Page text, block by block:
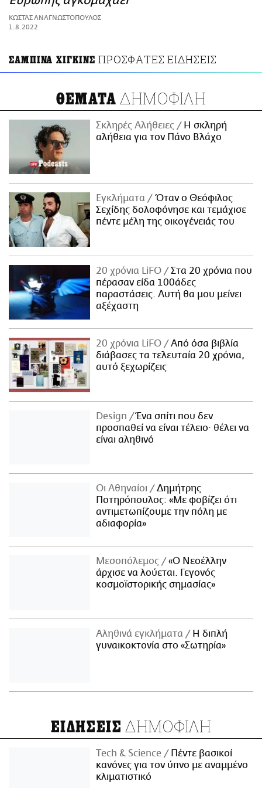
ΑΜΠΑ
PRINT
ΚΩΣΤΑΣ ΑΝΑΓΝΩΣΤΟΠΟΥΛΟΣ
1.8.2022
ΣΑΜΠΙΝΑ ΧΙΓΚΙΝΣ ΠΡΟΣΦΑΤΕΣ ΕΙΔΗΣΕΙΣ
ΘΕΜΑΤΑ ΔΗΜΟΦΙΛΗ
Σκληρές Αλήθειες
H σκληρή
αλήθεια για τον Πάνο Βλάχο
Εγκλήματα
Όταν ο Θεόφιλος
Σεχίδης δολοφόνησε και τεμάχισε
πέντε μέλη της οικογένειάς του
20 χρόνια LiFO
Στα 20 χρόνια που
πέρασαν είδα 100άδες
παραστάσεις. Αυτή θα μου μείνει
αξέχαστη
20 χρόνια LiFO
Από όσα βιβλία
διάβασες τα τελευταία 20 χρόνια,
αυτό ξεχωρίζεις
Design
Ένα σπίτι που δεν
προσπαθεί να είναι τέλειο· θέλει να
είναι αληθινό
Οι Αθηναίοι
Δημήτρης
Ποτηρόπουλος: «Με φοβίζει ότι
αντιμετωπίζουμε την πόλη με
αδιαφορία»
Μεσοπόλεμος
«Ο Νεοέλλην
άρχισε να λούεται. Γεγονός
κοσμοϊστορικής σημασίας»
Αληθινά εγκλήματα
Η διπλή
γυναικοκτονία στο «Σωτηρία»
ΕΙΔΗΣΕΙΣ ΔΗΜΟΦΙΛΗ
Τech & Science
Πέντε βασικοί
κανόνες για τον ύπνο με αναμμένο
κλιματιστικό